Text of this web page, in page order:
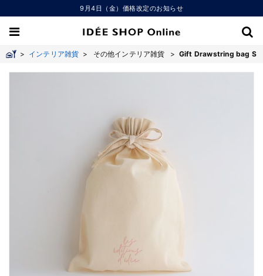
9月4日（金）価格改定のお知らせ
> インテリア雑貨 > その他インテリア雑貨 > Gift Drawstring bag S